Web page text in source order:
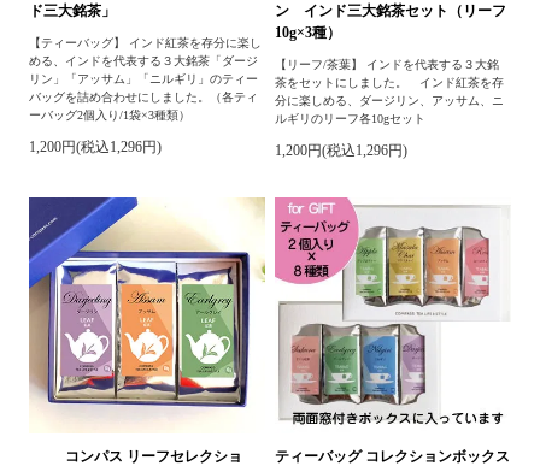
ド三大銘茶」
【ティーバッグ】 インド紅茶を存分に楽し
める、インドを代表する３大銘茶「ダージ
リン」「アッサム」「ニルギリ」のティー
バッグを詰め合わせにしました。（各ティ
ーバッグ2個入り/1袋×3種類）
1,200円(税込1,296円)
ン インド三大銘茶セット（リーフ
10g×3種）
【リーフ/茶葉】 インドを代表する３大銘
茶をセットにしました。 インド紅茶を存
分に楽しめる、ダージリン、アッサム、ニ
ルギリのリーフ各10gセット
1,200円(税込1,296円)
コンパス リーフセレクショ
ティーバッグ コレクションボックス